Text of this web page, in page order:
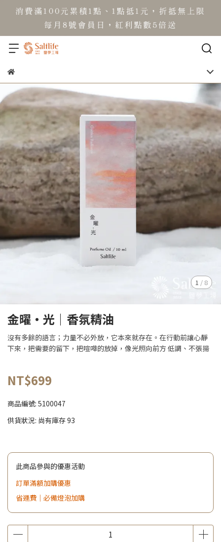
1 / 8
金曜‧光｜香氛精油
沒有多餘的語言；力量不必外放，它本來就存在。在行動前讓心靜
下來，把需要的留下，把喧嘩的放掉，像光照向前方 低調、不張揚
NT$699
商品編號: 5100047
供貨狀況: 尚有庫存 93
此商品參與的優惠活動
訂單滿額加購優惠
省運費｜必備燈泡加購